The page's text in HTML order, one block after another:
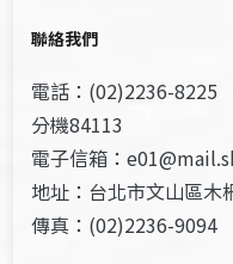
聯絡我們
電話：(02)2236-8225
分機84113
電子信箱：
地址：台北市文山區木
傳真：(02)2236-9094